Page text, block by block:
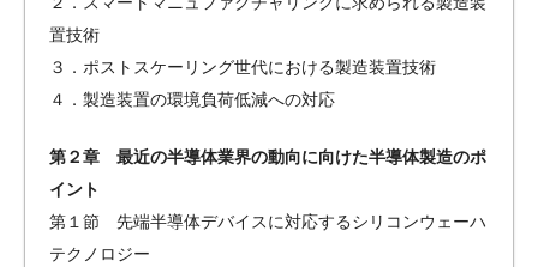
置技術
３．ポストスケーリング世代における製造装置技術
４．製造装置の環境負荷低減への対応
第２章 最近の半導体業界の動向に向けた半導体製造のポ
イント
第１節 先端半導体デバイスに対応するシリコンウェーハ
テクノロジー